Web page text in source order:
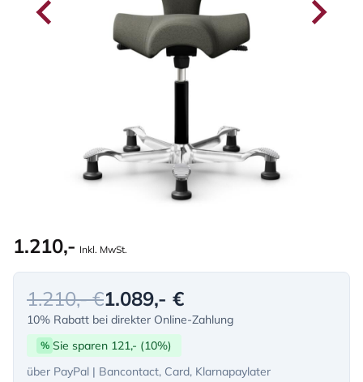
1.210,- Inkl. MwSt.
1.210,- €1.089,- €
10% Rabatt bei direkter Online-Zahlung
% Sie sparen 121,- (10%)
über PayPal | Bancontact, Card, Klarnapaylater